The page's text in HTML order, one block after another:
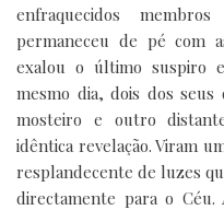
enfraquecidos
permaneceu de pé com
exalou o último suspiro
mesmo dia, dois dos
mosteiro e outro
idêntica revelação. Viram
resplandecente de luzes
directamente para o